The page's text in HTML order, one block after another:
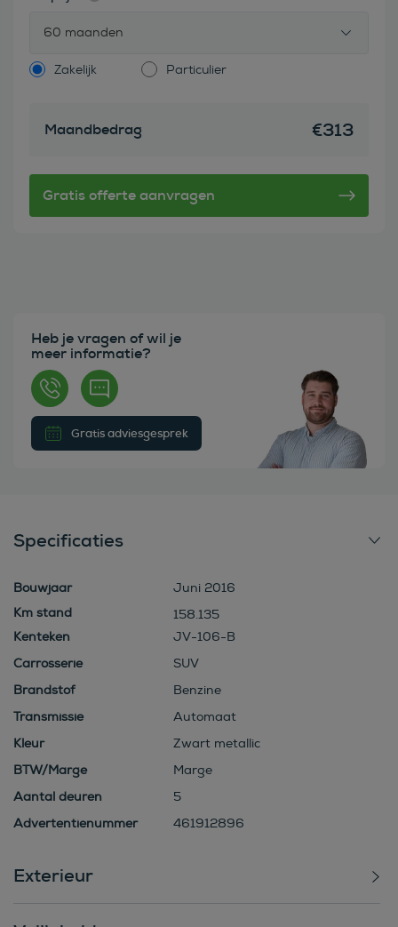
60 maanden
Zakelijk Particulier
Maandbedrag €313
Heb je vragen of wil je
meer informatie?
Gratis adviesgesprek
Specificaties
Bouwjaar
Juni 2016
158.135
Kenteken
JV-106-B
Carrosserie
SUV
Brandstof
Benzine
Transmissie
Automaat
Kleur
Zwart metallic
BTW/Marge
Marge
Aantal deuren
5
Advertentienummer
461912896
Exterieur